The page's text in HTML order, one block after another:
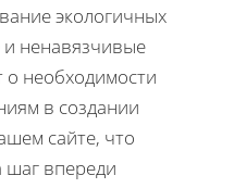
экологичных
и ненавязчивые
о необходимости
в создании
сайте, что
шаг впереди